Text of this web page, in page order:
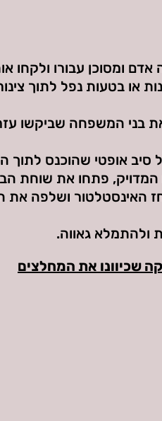
ומסוכן עבורו ולקחו
בטעות נפל לתוך צינור
בני המשפחה שביקשו
אופטי שהוכנס לתוך
פתחו את שוחת
האינסטלטור ושלפה את
ולהתמלא גאווה.
שכיוונו את המחלצים